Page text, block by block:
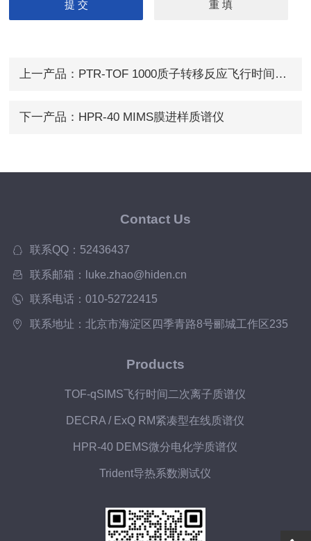
上一产品： PTR-TOF 1000质子转移反应飞行时间质谱仪
下一产品： HPR-40 MIMS膜进样质谱仪
Contact Us
联系QQ：52436437
联系邮箱：luke.zhao@hiden.cn
联系电话：010-52722415
联系地址：北京市海淀区四季青路8号郦城工作区235
Products
TOF-qSIMS飞行时间二次离子质谱仪
DECRA / ExQ RM紧凑型在线质谱仪
HPR-40 DEMS微分电化学质谱仪
Trident导热系数测试仪